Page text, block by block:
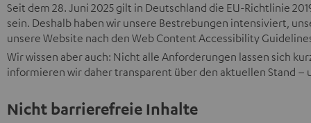
Seit dem 28. Juni 2025 gilt in Deutschland die EU-Richtlinie
sein. Deshalb haben wir unsere Bestrebungen intensiviert,
unsere Website nach den Web Content Accessibility
Wir wissen aber auch: Nicht alle Anforderungen lassen sich
informieren wir daher transparent über den aktuellen Stand
Nicht barrierefreie Inhalte